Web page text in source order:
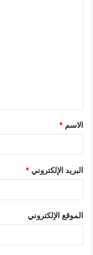
ق
*
الاسم *
البريد الإلكتروني*
الموقع الإلكتروني